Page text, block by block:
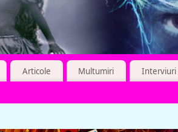
Articole Multumiri Interviuri